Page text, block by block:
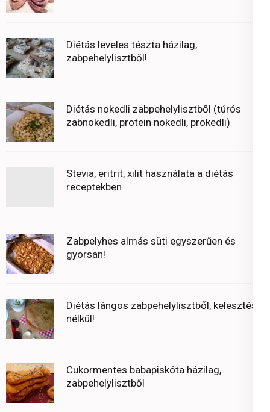
Diétás leveles tészta házilag,
zabpehelylisztből!
Diétás nokedli zabpehelylisztből (túrós
zabnokedli, protein nokedli, prokedli)
Stevia, eritrit, xilit használata a diétás
receptekben
Zabpelyhes almás süti egyszerűen és
gyorsan!
Diétás lángos zabpehelylisztből, kelesztés
nélkül!
Cukormentes babapiskóta házilag,
zabpehelylisztből